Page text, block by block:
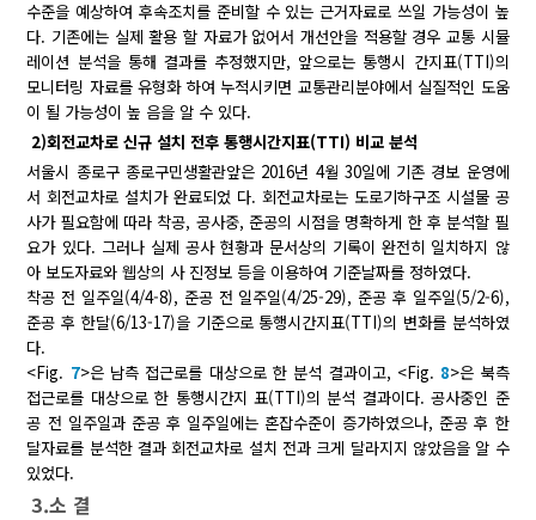
수준을 예상하여 후속조치를 준비할 수 있는 근거자료로 쓰일 가능성이 높
다. 기존에는 실제 활용 할 자료가 없어서 개선안을 적용할 경우 교통 시뮬
레이션 분석을 통해 결과를 추정했지만, 앞으로는 통행시 간지표(TTI)의
모니터링 자료를 유형화 하여 누적시키면 교통관리분야에서 실질적인 도움
이 될 가능성이 높 음을 알 수 있다.
2)회전교차로 신규 설치 전후 통행시간지표(TTI) 비교 분석
서울시 종로구 종로구민생활관앞은 2016년 4월 30일에 기존 경보 운영에
서 회전교차로 설치가 완료되었 다. 회전교차로는 도로기하구조 시설물 공
사가 필요함에 따라 착공, 공사중, 준공의 시점을 명확하게 한 후 분석할 필
요가 있다. 그러나 실제 공사 현황과 문서상의 기록이 완전히 일치하지 않
아 보도자료와 웹상의 사 진정보 등을 이용하여 기준날짜를 정하였다.
착공 전 일주일(4/4-8), 준공 전 일주일(4/25-29), 준공 후 일주일(5/2-6),
준공 후 한달(6/13-17)을 기준으로 통행시간지표(TTI)의 변화를 분석하였
다.
<Fig. 7>은 남측 접근로를 대상으로 한 분석 결과이고, <Fig. 8>은 북측
접근로를 대상으로 한 통행시간지 표(TTI)의 분석 결과이다. 공사중인 준
공 전 일주일과 준공 후 일주일에는 혼잡수준이 증가하였으나, 준공 후 한
달자료를 분석한 결과 회전교차로 설치 전과 크게 달라지지 않았음을 알 수
있었다.
3.소 결